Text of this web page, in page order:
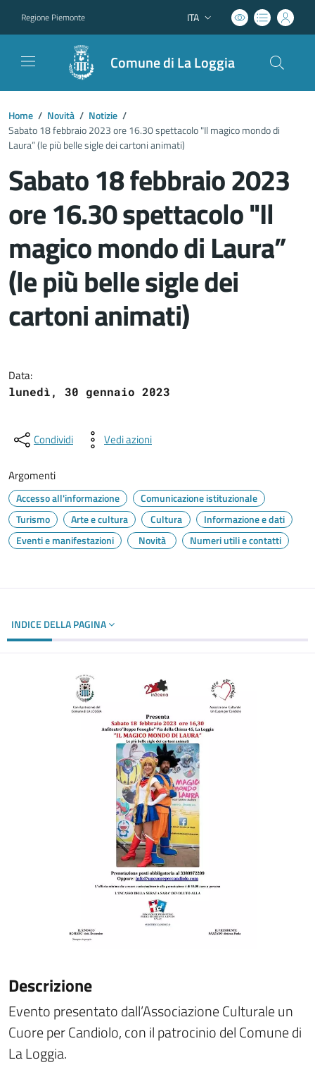
Regione Piemonte Lingua attiva:
ITA
Comune di La Loggia
Home / Novità / Notizie /
Sabato 18 febbraio 2023 ore 16.30 spettacolo "Il magico mondo di
Laura” (le più belle sigle dei cartoni animati)
Sabato 18 febbraio 2023
ore 16.30 spettacolo "Il
magico mondo di Laura”
(le più belle sigle dei
cartoni animati)
Data:
lunedì, 30 gennaio 2023
Condividi Vedi azioni
Argomenti
Accesso all'informazione
Comunicazione istituzionale
Turismo
Arte e cultura Cultura
Informazione e dati
Eventi e manifestazioni
Novità Numeri utili e contatti
INDICE DELLA PAGINA
Descrizione
Evento presentato dall’Associazione Culturale un
Cuore per Candiolo, con il patrocinio del Comune di
La Loggia.